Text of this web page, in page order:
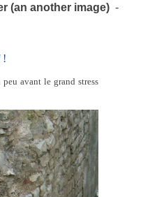
(an another image) -
!
avant le grand stress